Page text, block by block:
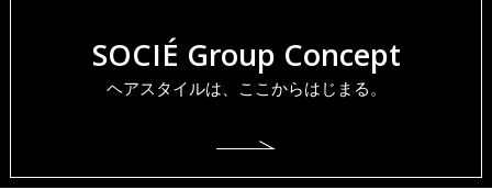
SOCIÉ Group Concept
ヘアスタイルは、ここからはじまる。